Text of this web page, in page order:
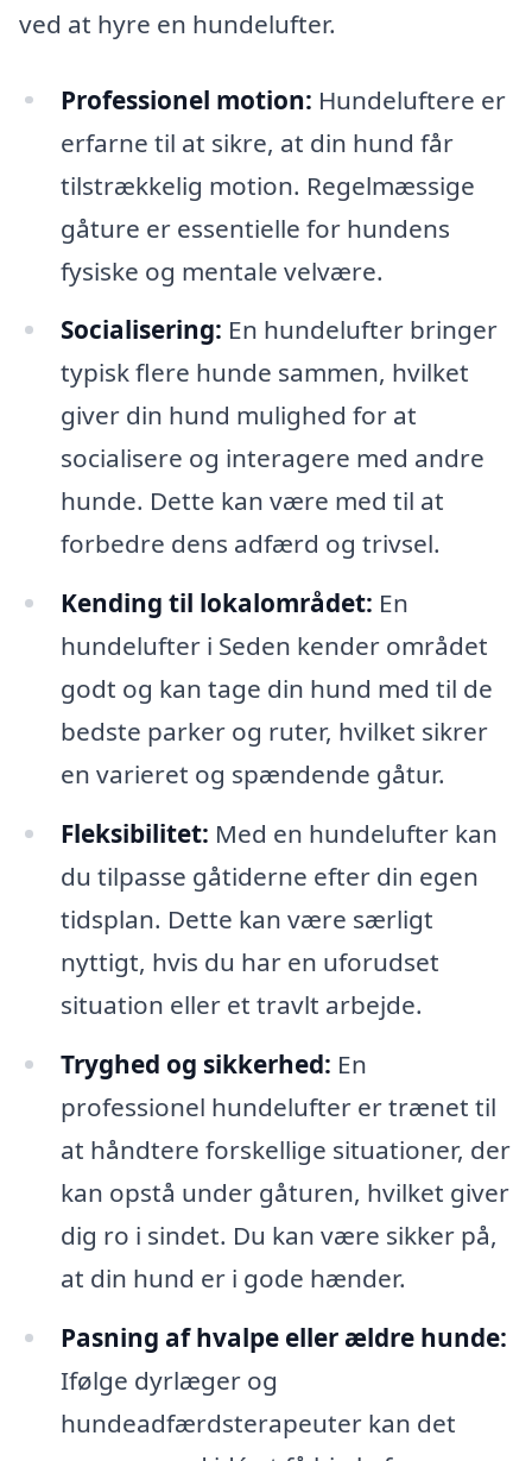
ved at hyre en hundelufter.
Professionel motion: Hundeluftere er
erfarne til at sikre, at din hund får
tilstrækkelig motion. Regelmæssige
gåture er essentielle for hundens
fysiske og mentale velvære.
Socialisering: En hundelufter bringer
typisk flere hunde sammen, hvilket
giver din hund mulighed for at
socialisere og interagere med andre
hunde. Dette kan være med til at
forbedre dens adfærd og trivsel.
Kending til lokalområdet: En
hundelufter i Seden kender området
godt og kan tage din hund med til de
bedste parker og ruter, hvilket sikrer
en varieret og spændende gåtur.
Fleksibilitet: Med en hundelufter kan
du tilpasse gåtiderne efter din egen
tidsplan. Dette kan være særligt
nyttigt, hvis du har en uforudset
situation eller et travlt arbejde.
Tryghed og sikkerhed: En
professionel hundelufter er trænet til
at håndtere forskellige situationer, der
kan opstå under gåturen, hvilket giver
dig ro i sindet. Du kan være sikker på,
at din hund er i gode hænder.
Pasning af hvalpe eller ældre hunde:
Ifølge dyrlæger og
hundeadfærdsterapeuter kan det